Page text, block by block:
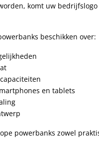
komt uw
beschikken over:
en tablets
powerbanks zowel